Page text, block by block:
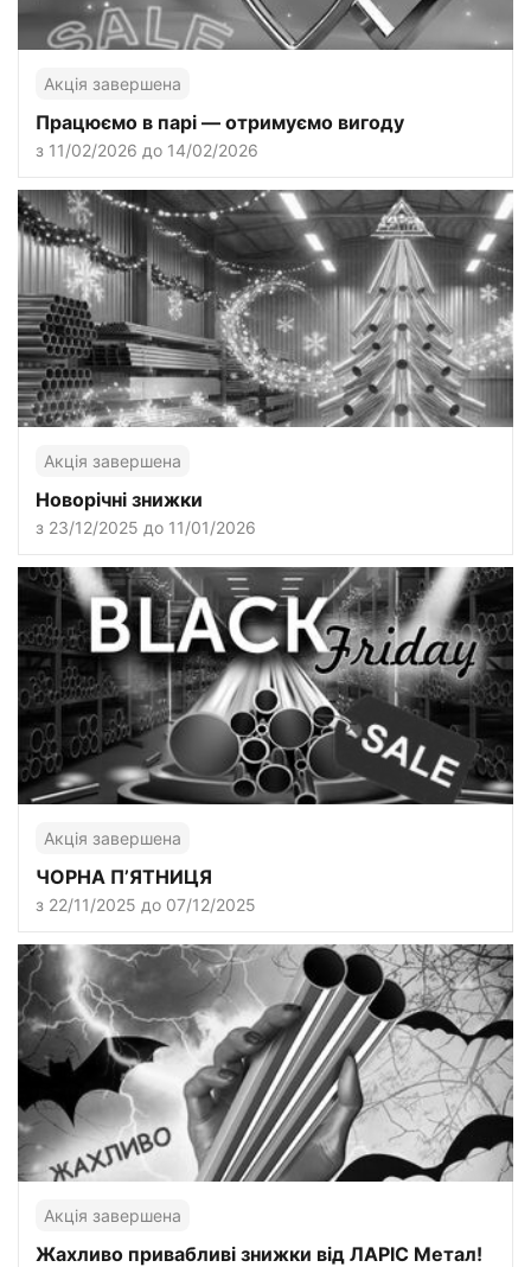
Акція завершена
Працюємо в парі — отримуємо вигоду
з 11/02/2026 до 14/02/2026
Акція завершена
Новорічні знижки
з 23/12/2025 до 11/01/2026
Акція завершена
ЧОРНА П’ЯТНИЦЯ
з 22/11/2025 до 07/12/2025
Акція завершена
Жахливо привабливі знижки від ЛАРІС Метал!